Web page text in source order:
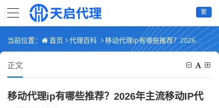
繁
当前位置： 首页 代理百科 移动代理ip有哪些推荐？2026年主流移动IP代理服务评测
正文
移动代理ip有哪些推荐？2026年主流移动IP代